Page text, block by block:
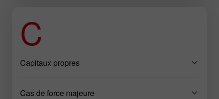
C
Capitaux propres
Cas de force majeure